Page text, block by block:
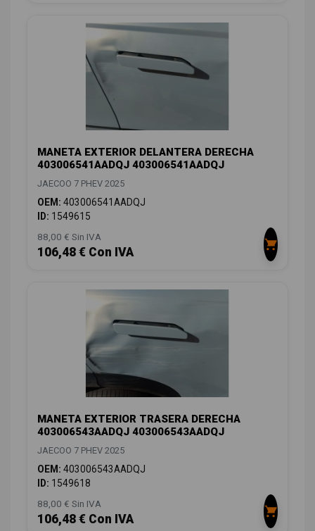
MANETA EXTERIOR DELANTERA DERECHA
403006541AADQJ 403006541AADQJ
JAECOO 7 PHEV 2025
OEM: 403006541AADQJ
ID: 1549615
88,00 € Sin IVA
106,48 € Con IVA
MANETA EXTERIOR TRASERA DERECHA
403006543AADQJ 403006543AADQJ
JAECOO 7 PHEV 2025
OEM: 403006543AADQJ
ID: 1549618
88,00 € Sin IVA
106,48 € Con IVA